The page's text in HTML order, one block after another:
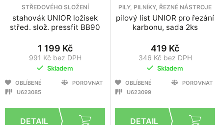
STŘEDOVÉHO SLOŽENÍ
stahovák UNIOR ložisek
střed. slož. pressfit BB90
1 199 Kč
991 Kč bez DPH
Skladem
OBLÍBENÉ
POROVNAT
U623085
PILY, PILNÍKY, ŘEZNÉ NÁSTROJE
pilový list UNIOR pro řezání
karbonu, sada 2ks
419 Kč
346 Kč bez DPH
Skladem
OBLÍBENÉ
POROVNAT
U623099